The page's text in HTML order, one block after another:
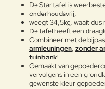
Gepoedercoat staal
de
op
of
De Star tafel is
onderhoudsvrij,
weegt 34,5kg, waait dus
De tafel heeft een
Combineer met de
armleuningen, zonder
tuinbank!
Gemaakt van
vervolgens in een
gewenste kleur